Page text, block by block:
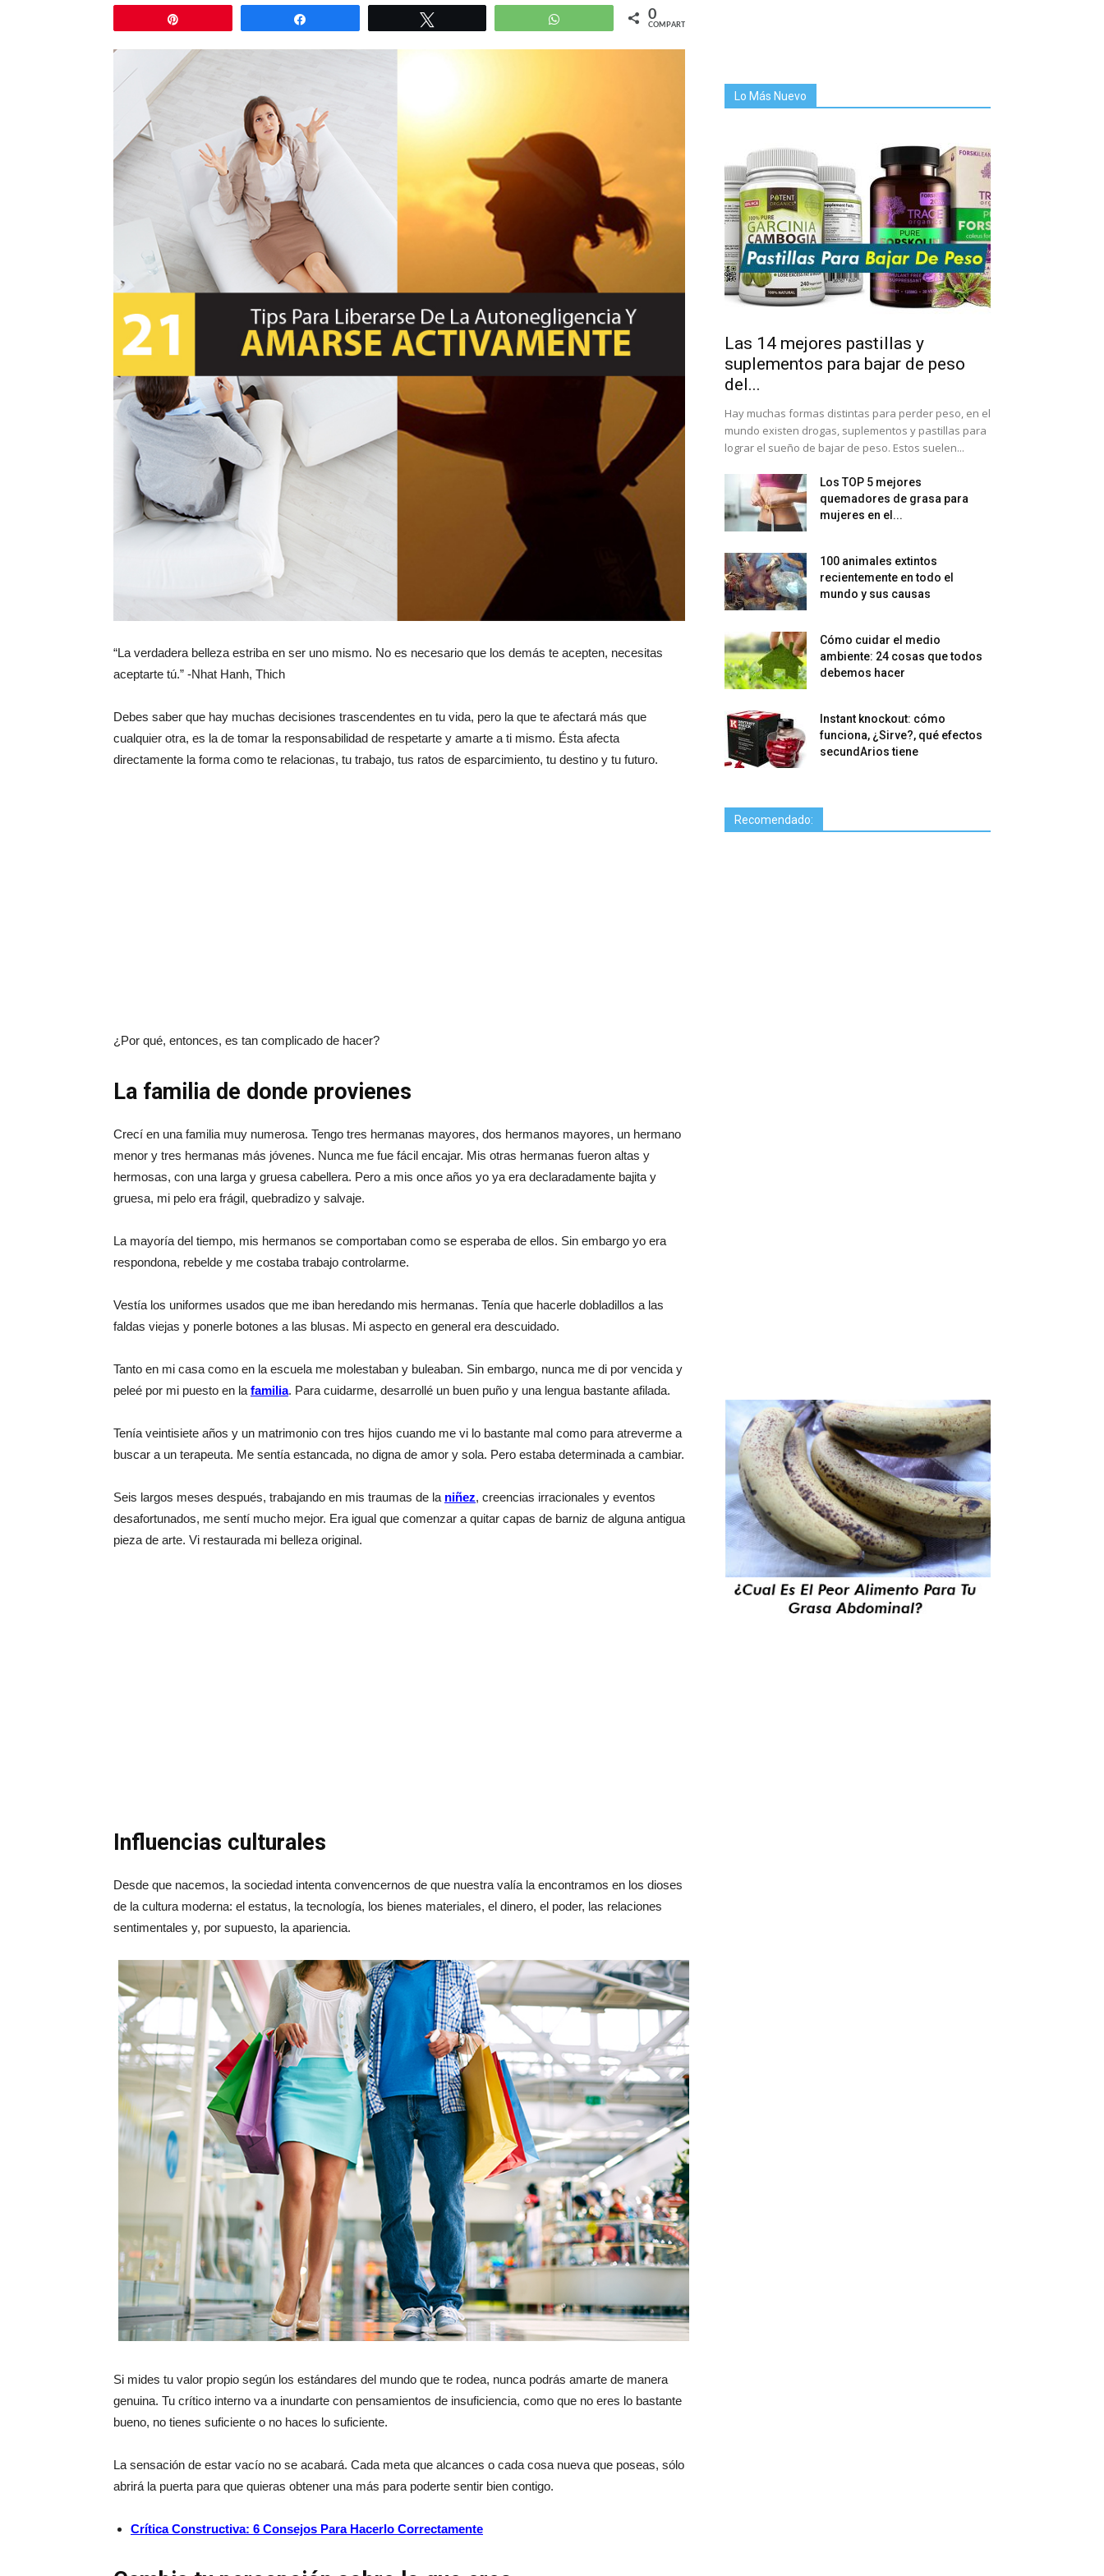
0
COMPARTIR
“La verdadera belleza estriba en ser uno mismo. No es necesario que los demás te acepten, necesitas
aceptarte tú.” -Nhat Hanh, Thich
Debes saber que hay muchas decisiones trascendentes en tu vida, pero la que te afectará más que
cualquier otra, es la de tomar la responsabilidad de respetarte y amarte a ti mismo. Ésta afecta
directamente la forma como te relacionas, tu trabajo, tus ratos de esparcimiento, tu destino y tu futuro.
¿Por qué, entonces, es tan complicado de hacer?
La familia de donde provienes
Crecí en una familia muy numerosa. Tengo tres hermanas mayores, dos hermanos mayores, un hermano
menor y tres hermanas más jóvenes. Nunca me fue fácil encajar. Mis otras hermanas fueron altas y
hermosas, con una larga y gruesa cabellera. Pero a mis once años yo ya era declaradamente bajita y
gruesa, mi pelo era frágil, quebradizo y salvaje.
La mayoría del tiempo, mis hermanos se comportaban como se esperaba de ellos. Sin embargo yo era
respondona, rebelde y me costaba trabajo controlarme.
Vestía los uniformes usados que me iban heredando mis hermanas. Tenía que hacerle dobladillos a las
faldas viejas y ponerle botones a las blusas. Mi aspecto en general era descuidado.
Tanto en mi casa como en la escuela me molestaban y buleaban. Sin embargo, nunca me di por vencida y
peleé por mi puesto en la familia. Para cuidarme, desarrollé un buen puño y una lengua bastante afilada.
Tenía veintisiete años y un matrimonio con tres hijos cuando me vi lo bastante mal como para atreverme a
buscar a un terapeuta. Me sentía estancada, no digna de amor y sola. Pero estaba determinada a cambiar.
Seis largos meses después, trabajando en mis traumas de la niñez, creencias irracionales y eventos
desafortunados, me sentí mucho mejor. Era igual que comenzar a quitar capas de barniz de alguna antigua
pieza de arte. Vi restaurada mi belleza original.
Influencias culturales
Desde que nacemos, la sociedad intenta convencernos de que nuestra valía la encontramos en los dioses
de la cultura moderna: el estatus, la tecnología, los bienes materiales, el dinero, el poder, las relaciones
sentimentales y, por supuesto, la apariencia.
Si mides tu valor propio según los estándares del mundo que te rodea, nunca podrás amarte de manera
genuina. Tu crítico interno va a inundarte con pensamientos de insuficiencia, como que no eres lo bastante
bueno, no tienes suficiente o no haces lo suficiente.
La sensación de estar vacío no se acabará. Cada meta que alcances o cada cosa nueva que poseas, sólo
abrirá la puerta para que quieras obtener una más para poderte sentir bien contigo.
Crítica Constructiva: 6 Consejos Para Hacerlo Correctamente
Lo Más Nuevo
Las 14 mejores pastillas y
suplementos para bajar de peso
del...
Hay muchas formas distintas para perder peso, en el
mundo existen drogas, suplementos y pastillas para
lograr el sueño de bajar de peso. Estos suelen...
Los TOP 5 mejores
quemadores de grasa para
mujeres en el...
100 animales extintos
recientemente en todo el
mundo y sus causas
Cómo cuidar el medio
ambiente: 24 cosas que todos
debemos hacer
Instant knockout: cómo
funciona, ¿Sirve?, qué efectos
secundArios tiene
Recomendado: